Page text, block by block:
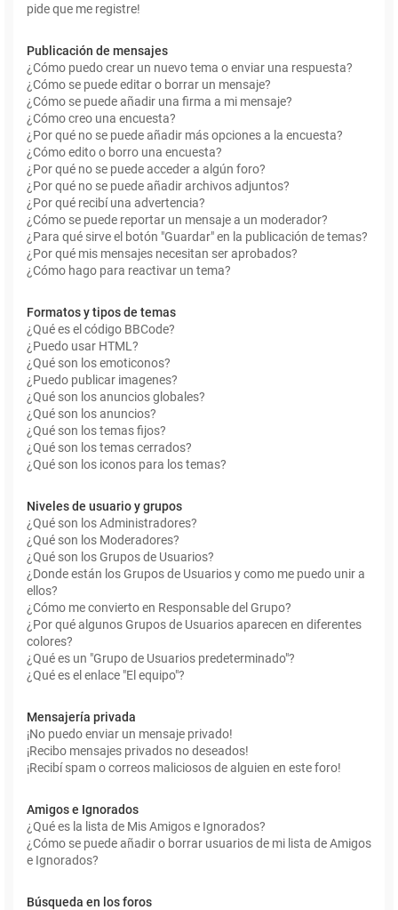
pide que me registre!
Publicación de mensajes
¿Cómo puedo crear un nuevo tema o enviar una respuesta?
¿Cómo se puede editar o borrar un mensaje?
¿Cómo se puede añadir una firma a mi mensaje?
¿Cómo creo una encuesta?
¿Por qué no se puede añadir más opciones a la encuesta?
¿Cómo edito o borro una encuesta?
¿Por qué no se puede acceder a algún foro?
¿Por qué no se puede añadir archivos adjuntos?
¿Por qué recibí una advertencia?
¿Cómo se puede reportar un mensaje a un moderador?
¿Para qué sirve el botón "Guardar" en la publicación de temas?
¿Por qué mis mensajes necesitan ser aprobados?
¿Cómo hago para reactivar un tema?
Formatos y tipos de temas
¿Qué es el código BBCode?
¿Puedo usar HTML?
¿Qué son los emoticonos?
¿Puedo publicar imagenes?
¿Qué son los anuncios globales?
¿Qué son los anuncios?
¿Qué son los temas fijos?
¿Qué son los temas cerrados?
¿Qué son los iconos para los temas?
Niveles de usuario y grupos
¿Qué son los Administradores?
¿Qué son los Moderadores?
¿Qué son los Grupos de Usuarios?
¿Donde están los Grupos de Usuarios y como me puedo unir a
ellos?
¿Cómo me convierto en Responsable del Grupo?
¿Por qué algunos Grupos de Usuarios aparecen en diferentes
colores?
¿Qué es un "Grupo de Usuarios predeterminado"?
¿Qué es el enlace "El equipo"?
Mensajería privada
¡No puedo enviar un mensaje privado!
¡Recibo mensajes privados no deseados!
¡Recibí spam o correos maliciosos de alguien en este foro!
Amigos e Ignorados
¿Qué es la lista de Mis Amigos e Ignorados?
¿Cómo se puede añadir o borrar usuarios de mi lista de Amigos
e Ignorados?
Búsqueda en los foros